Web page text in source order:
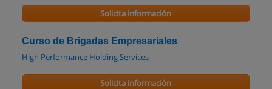
Solicita información
Curso de Brigadas Empresariales
High Performance Holding Services
Solicita información